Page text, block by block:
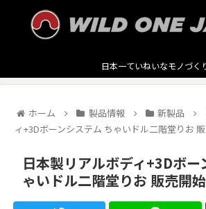
日本一ていねいなモノづく
ホーム 製品情報 新製品
ィ+3Dボーンシステム ちゃいドル二階堂りお
日本製リアルボディ+3Dボー
ゃいドル二階堂りお 販売開始